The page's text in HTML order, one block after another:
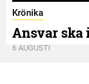
Krönika
Ansvar ska
6 AUGUSTI